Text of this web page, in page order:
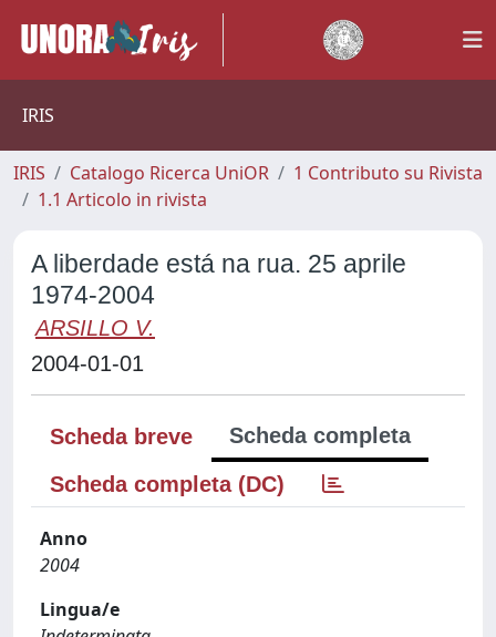
IRIS
IRIS Catalogo Ricerca UniOR
1 Contributo su Rivista
1.1 Articolo in rivista
A liberdade está na rua. 25 aprile
1974-2004
ARSILLO V.
2004-01-01
Scheda breve
Scheda completa
Scheda completa (DC)
Anno
2004
Lingua/e